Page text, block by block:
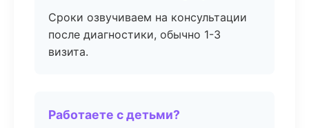
Сроки озвучиваем на консультации
после диагностики, обычно 1-3
визита.
Работаете с детьми?